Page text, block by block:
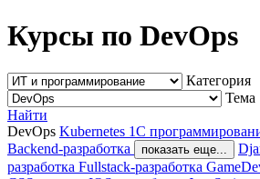
Курсы по DevOps
Категория
Тема
Найти
DevOps Kubernetes 1С
Backend-разработка
показать еще...
разработка Fullstack-разработка